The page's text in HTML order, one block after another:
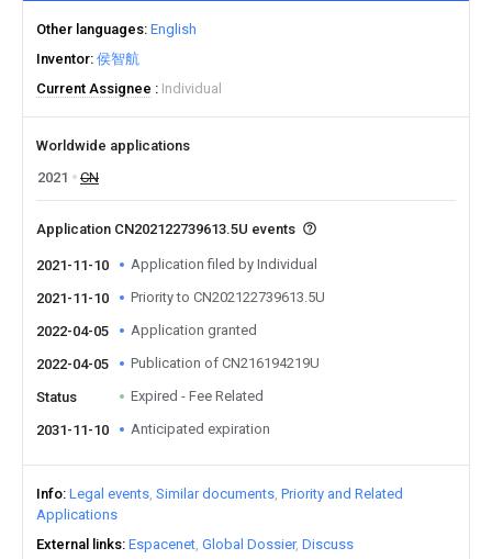
Other languages English
Inventor 侯智航
Current Assignee
Individual
Worldwide applications
2021
CN
Application CN202122739613.5U events
2021-11-10 Application filed by Individual
2021-11-10 Priority to CN202122739613.5U
2022-04-05 Application granted
2022-04-05 Publication of CN216194219U
Status Expired - Fee Related
2031-11-10 Anticipated expiration
Info Legal events Similar documents Priority and Related
Applications
External links Espacenet Global Dossier Discuss